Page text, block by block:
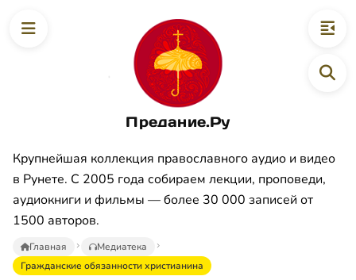
Предание.Ру
Крупнейшая коллекция православного аудио и видео
в Рунете. С 2005 года собираем лекции, проповеди,
аудиокниги и фильмы — более 30 000 записей от
1500 авторов.
Главная
Медиатека
Гражданские обязанности христианина